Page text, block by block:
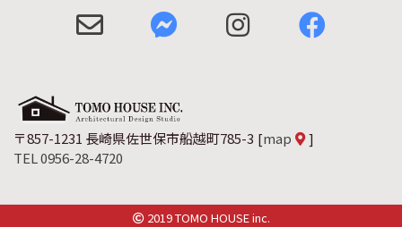
〒857-1231 長崎県佐世保市船越町785-3 [map
]
TEL 0956-28-4720
2019 TOMO HOUSE inc.